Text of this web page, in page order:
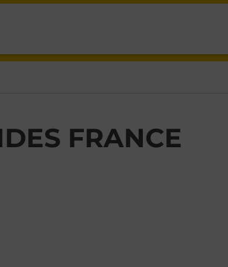
FRANCE